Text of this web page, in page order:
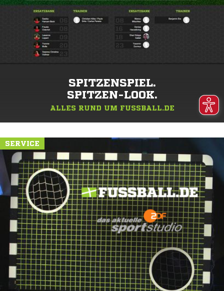
SPITZENSPIEL.
SPITZEN-LOOK.
ALLES RUND UM FUSSBALL.DE
SERVICE